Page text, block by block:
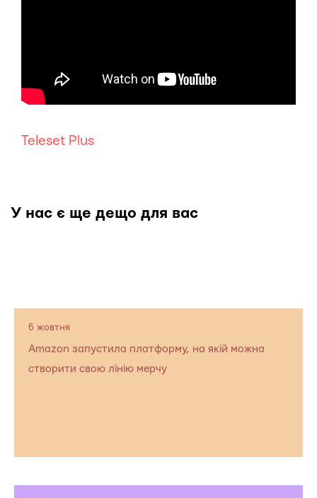
Teleset Plus
У нас є ще дещо для вас
6 жовтня
Amazon запустила платформу, на якій можна
створити свою лінію мерчу